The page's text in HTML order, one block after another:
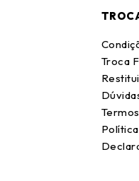
Troca